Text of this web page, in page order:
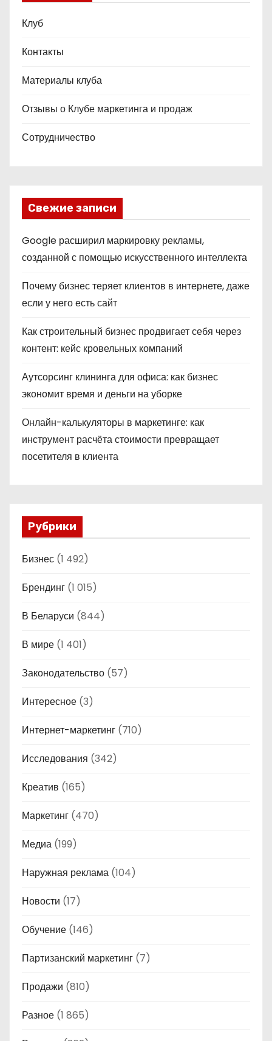
Клуб
Контакты
Материалы клуба
Отзывы о Клубе маркетинга и продаж
Сотрудничество
Свежие записи
Google расширил маркировку рекламы,
созданной с помощью искусственного интеллекта
Почему бизнес теряет клиентов в интернете, даже
если у него есть сайт
Как строительный бизнес продвигает себя через
контент: кейс кровельных компаний
Аутсорсинг клининга для офиса: как бизнес
экономит время и деньги на уборке
Онлайн-калькуляторы в маркетинге: как
инструмент расчёта стоимости превращает
посетителя в клиента
Рубрики
Бизнес (1 492)
Брендинг (1 015)
В Беларуси (844)
В мире (1 401)
Законодательство (57)
Интересное (3)
Интернет-маркетинг (710)
Исследования (342)
Креатив (165)
Маркетинг (470)
Медиа (199)
Наружная реклама (104)
Новости (17)
Обучение (146)
Партизанский маркетинг (7)
Продажи (810)
Разное (1 865)